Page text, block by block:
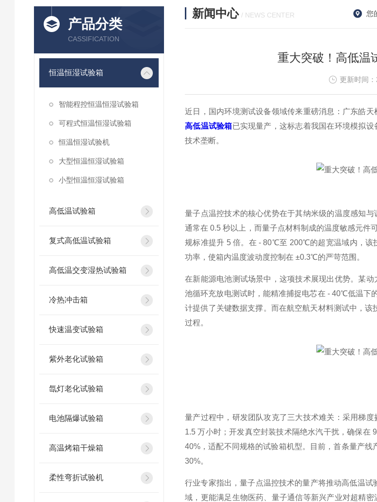
产品分类
CASSIFICATION
恒温恒湿试验箱
智能程控恒温恒湿试验箱
可程式恒温恒湿试验箱
恒温恒湿试验机
大型恒温恒湿试验箱
小型恒温恒湿试验箱
高低温试验箱
复式高低温试验箱
高低温交变湿热试验箱
冷热冲击箱
快速温变试验箱
紫外老化试验箱
氙灯老化试验箱
电池隔爆试验箱
高温烤箱干燥箱
柔性弯折试验机
新闻中心 / NEWS CENTER 您
重大突破！高低温
更新时间
近日，国内环境测试设备领域传来重磅消息：广东皓
高低温试验箱已实现量产，这标志着我国在环境模拟
技术垄断。
量子点温控技术的核心优势在于其纳米级的温度感知与
通常在 0.5 秒以上，而量子点材料制成的温度敏感元
规标准提升 5 倍。在 - 80℃至 200℃的超宽温域内，该
功率，使箱内温度波动度控制在 ±0.3℃的严苛范围。
在新能源电池测试场景中，这项技术展现出优势。某
池循环充放电测试时，能精准捕捉电芯在 - 40℃低温下
计提供了关键数据支撑。而在航空航天材料测试中，
过程。
量产过程中，研发团队攻克了三大技术难关：采用梯
1.5 万小时；开发真空封装技术隔绝水汽干扰，确保在
40%，适配不同规格的试验箱机型。目前，首条量产
30%。
行业专家指出，量子点温控技术的量产将推动高低温
域，更能满足生物医药、量子通信等新兴产业对超精